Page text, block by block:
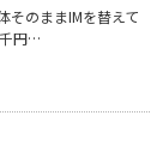
そのままIMを替えて
円…